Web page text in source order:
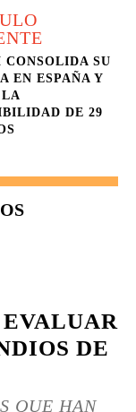
CONSOLIDA SU
EN ESPAÑA Y
LA
DE 29
DE
QUE HAN